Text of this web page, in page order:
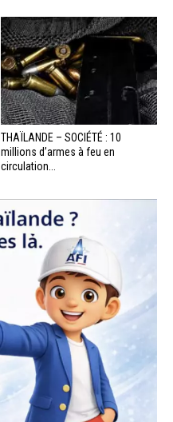
THAÏLANDE – SOCIÉTÉ : 10
millions d’armes à feu en
circulation...